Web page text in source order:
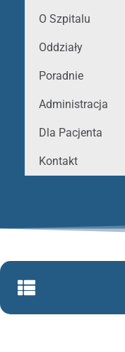
O Szpitalu
Oddziały
Poradnie
Administracja
Dla Pacjenta
Kontakt